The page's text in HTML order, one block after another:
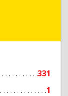
331
1
Аптечный